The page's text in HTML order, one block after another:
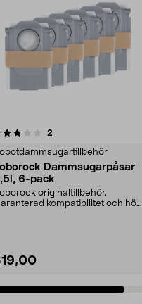
2
Dammsugarpåsar
6-pack
originaltillbehör.
kompatibilitet och hög
4.5 av 5 stjärnor